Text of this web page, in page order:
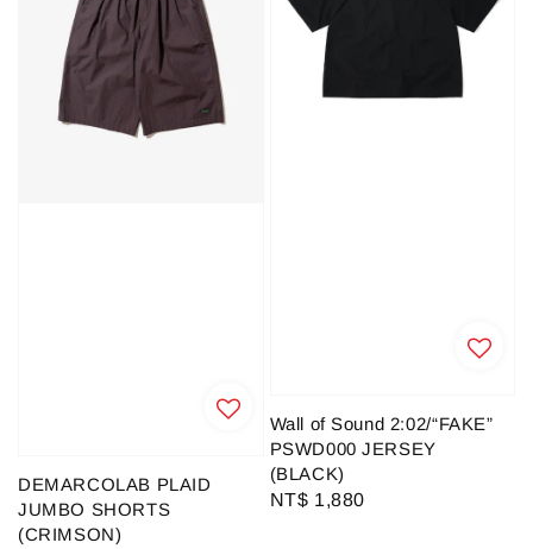
DEMARCOLAB PLAID
JUMBO SHORTS
(CRIMSON)
Wall of Sound 2:02/“FAKE”
PSWD000 JERSEY
(BLACK)
Regular
NT$ 1,880